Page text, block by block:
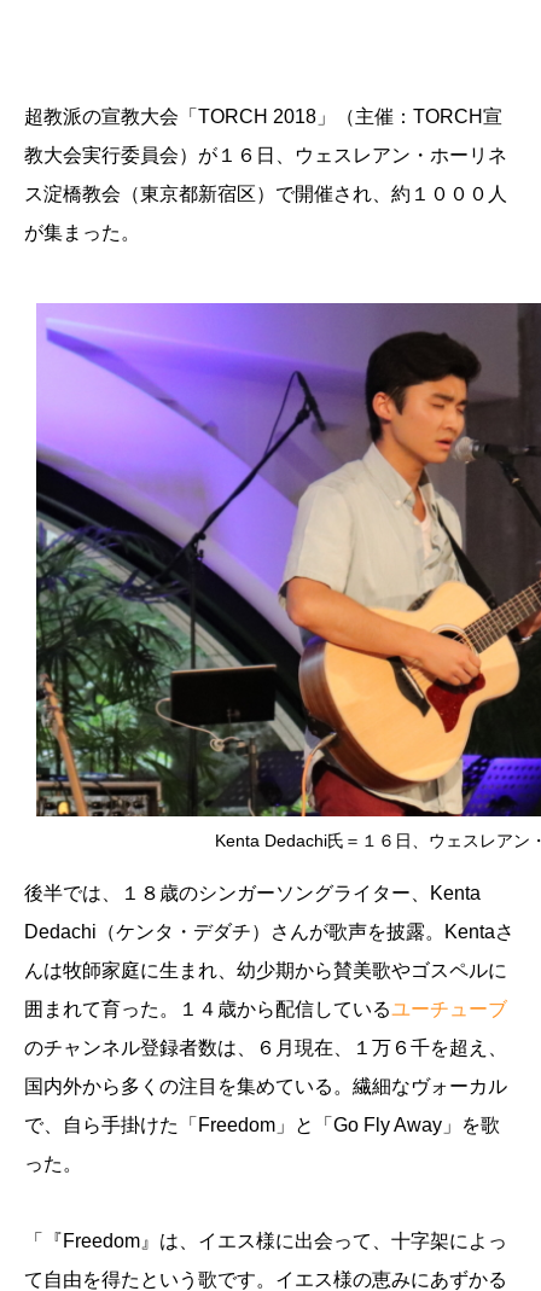
超教派の宣教大会「TORCH 2018」（主催：TORCH宣
教大会実行委員会）が１６日、ウェスレアン・ホーリネ
ス淀橋教会（東京都新宿区）で開催され、約１０００人
が集まった。
Kenta Dedachi氏＝１６日、ウェスレアン
後半では、１８歳のシンガーソングライター、Kenta
Dedachi（ケンタ・デダチ）さんが歌声を披露。Kentaさ
んは牧師家庭に生まれ、幼少期から賛美歌やゴスペルに
囲まれて育った。１４歳から配信しているユーチューブ
のチャンネル登録者数は、６月現在、１万６千を超え、
国内外から多くの注目を集めている。繊細なヴォーカル
で、自ら手掛けた「Freedom」と「 Go Fly Away 」を歌
った。
「『Freedom』は、イエス様に出会って、十字架によっ
て自由を得たという歌です。イエス様の恵みにあずかる